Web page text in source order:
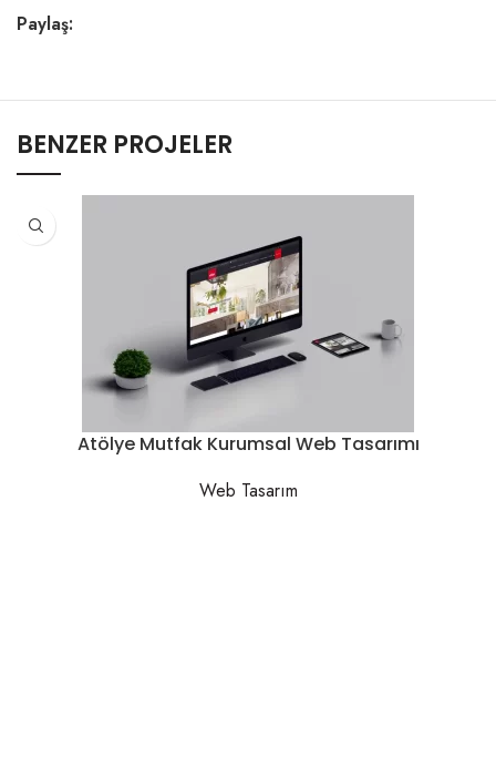
Paylaş:
BENZER PROJELER
Atölye Mutfak Kurumsal Web Tasarımı
Web Tasarım